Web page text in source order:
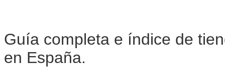
Guía completa e índice de
en España.